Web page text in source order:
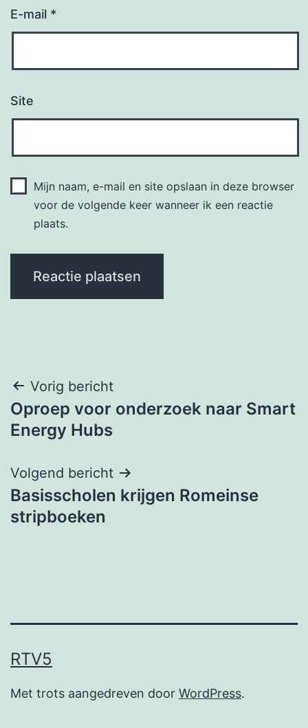
E-mail *
Site
Mijn naam, e-mail en site opslaan in deze browser
voor de volgende keer wanneer ik een reactie
plaats.
Bericht
navigatie
Vorig bericht
Oproep voor onderzoek naar Smart
Energy Hubs
Volgend bericht
Basisscholen krijgen Romeinse
stripboeken
RTV5
Met trots aangedreven door WordPress.